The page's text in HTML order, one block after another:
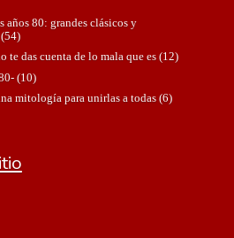
años 80: grandes clásicos y
te das cuenta de lo mala que es(12)
(10)
mitología para unirlas a todas(6)